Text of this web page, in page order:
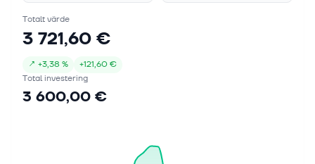
Totalt värde
3 721,60 €
↗ +3,38 % +121,60 €
Total investering
3 600,00 €